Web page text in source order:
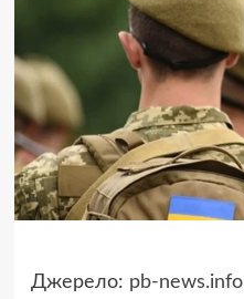
Джерело: pb-news.info